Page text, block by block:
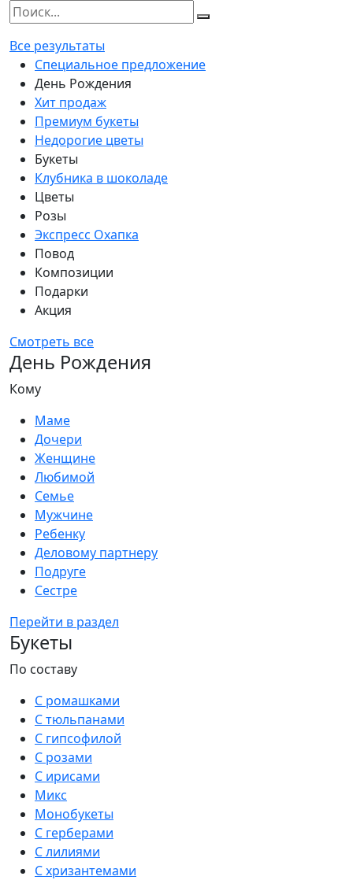
Все результаты
Специальное предложение
День Рождения
Хит продаж
Премиум букеты
Недорогие цветы
Букеты
Клубника в шоколаде
Цветы
Розы
Экспресс Охапка
Повод
Композиции
Подарки
Акция
Смотреть все
День Рождения
Кому
Маме
Дочери
Женщине
Любимой
Семье
Мужчине
Ребенку
Деловому партнеру
Подруге
Сестре
Перейти в раздел
Букеты
По составу
С ромашками
С тюльпанами
С гипсофилой
С розами
С ирисами
Микс
Монобукеты
С герберами
С лилиями
С хризантемами